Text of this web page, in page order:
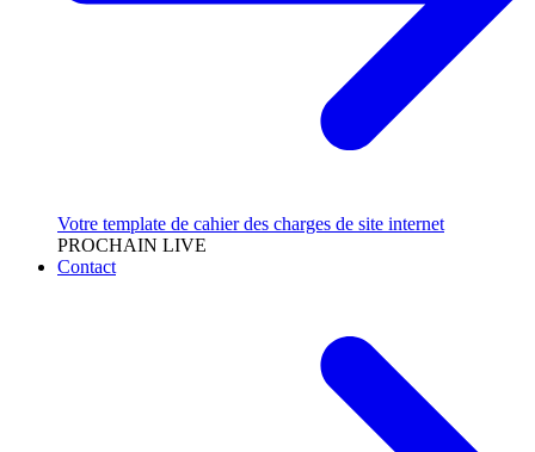
Votre template de cahier des charges de site internet
PROCHAIN LIVE
Contact